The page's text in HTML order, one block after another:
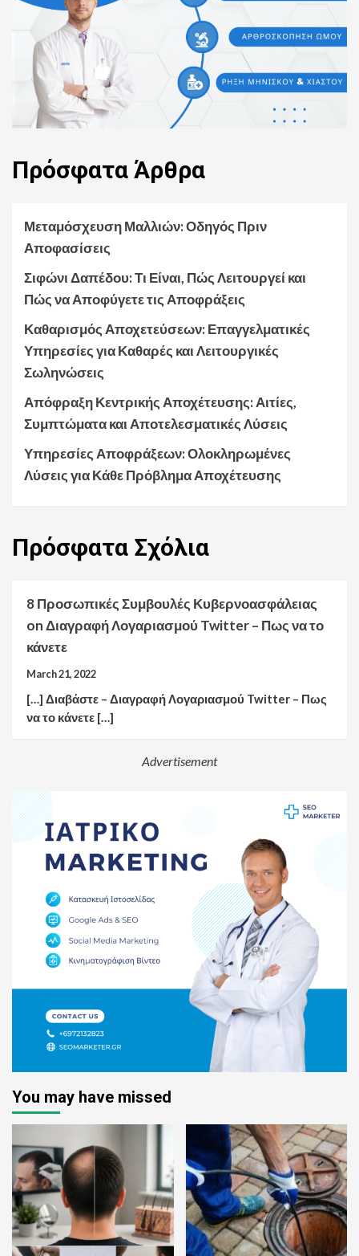
Πρόσφατα Άρθρα
Μεταμόσχευση Μαλλιών: Οδηγός Πριν
Αποφασίσεις
Σιφώνι Δαπέδου: Τι Είναι, Πώς Λειτουργεί και
Πώς να Αποφύγετε τις Αποφράξεις
Καθαρισμός Αποχετεύσεων: Επαγγελματικές
Υπηρεσίες για Καθαρές και Λειτουργικές
Σωληνώσεις
Απόφραξη Κεντρικής Αποχέτευσης: Αιτίες,
Συμπτώματα και Αποτελεσματικές Λύσεις
Υπηρεσίες Αποφράξεων: Ολοκληρωμένες
Λύσεις για Κάθε Πρόβλημα Αποχέτευσης
Πρόσφατα Σχόλια
8 Προσωπικές Συμβουλές Κυβερνοασφάλειας
onΔιαγραφή Λογαριασμού Twitter – Πως να το
κάνετε
March 21, 2022
[…] Διαβάστε – Διαγραφή Λογαριασμού Twitter – Πως
να το κάνετε […]
Advertisement
You may have missed